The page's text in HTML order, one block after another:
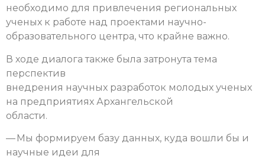
необходимо для привлечения региональных
ученых к работе над проектами научно-
образовательного центра, что крайне важно.
В ходе диалога также была затронута тема
перспектив
внедрения научных разработок молодых ученых
на предприятиях Архангельской
области.
— Мы формируем базу данных, куда вошли бы и
научные идеи для